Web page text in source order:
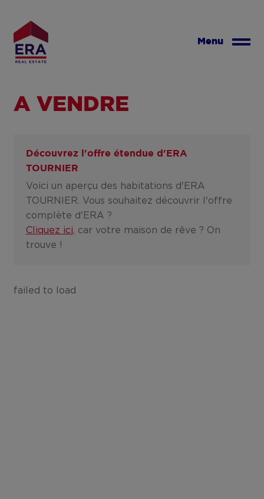
contenu
principal
Menu
A VENDRE
Découvrez l'offre étendue d' ERA
TOURNIER
Voici un aperçu des habitations d'ERA
TOURNIER. Vous souhaitez découvrir l'offre
complète d'ERA ?
Cliquez ici , car votre maison de rêve ? On
trouve !
failed to load